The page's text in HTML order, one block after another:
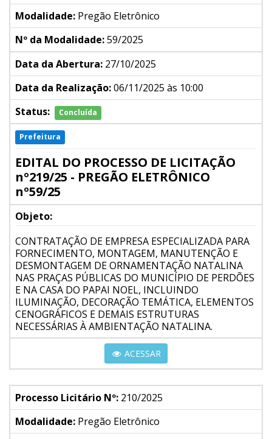
Modalidade: Pregão Eletrônico
Nº da Modalidade:59/2025
Data da Abertura: 27/10/2025
Data da Realização:06/11/2025 às 10:00
Status:
Concluída
Prefeitura
EDITAL DO PROCESSO DE LICITAÇÃO
nº219/25 - PREGÃO ELETRÔNICO
nº59/25
Objeto:
CONTRATAÇÃO DE EMPRESA ESPECIALIZADA PARA
FORNECIMENTO, MONTAGEM, MANUTENÇÃO E
DESMONTAGEM DE ORNAMENTAÇÃO NATALINA
NAS PRAÇAS PÚBLICAS DO MUNICÍPIO DE PERDÕES
E NA CASA DO PAPAI NOEL, INCLUINDO
ILUMINAÇÃO, DECORAÇÃO TEMÁTICA, ELEMENTOS
CENOGRÁFICOS E DEMAIS ESTRUTURAS
NECESSÁRIAS À AMBIENTAÇÃO NATALINA.
ACESSAR
Processo Licitário Nº: 210/2025
Modalidade: Pregão Eletrônico